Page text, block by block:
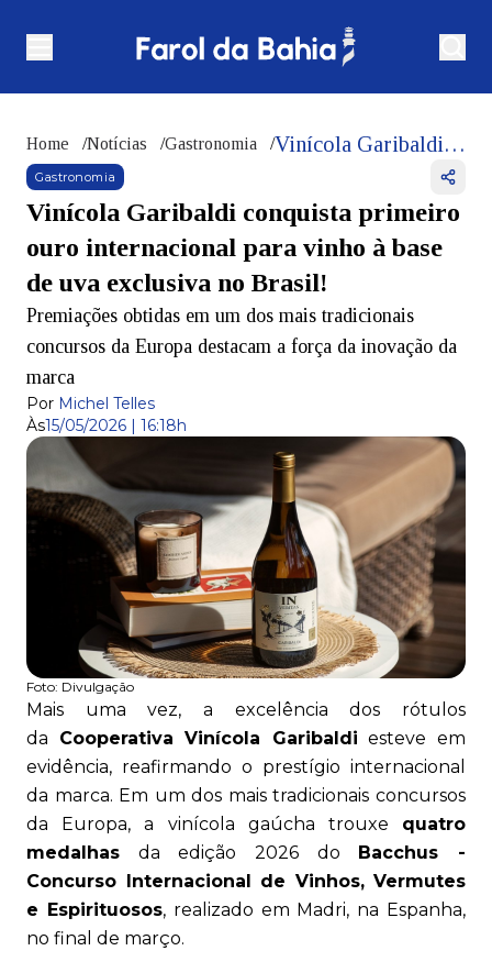
Home /Notícias /Gastronomia / Vinícola Garibaldi conquista primeiro ouro internacional para vinho à base de uva exclusiva no Brasil!
Gastronomia
Vinícola Garibaldi conquista primeiro
ouro internacional para vinho à base
de uva exclusiva no Brasil!
Premiações obtidas em um dos mais tradicionais
concursos da Europa destacam a força da inovação da
marca
Por Michel Telles
Às15/05/2026 | 16:18h
Foto: Divulgação
Mais uma vez, a excelência dos rótulos
da Cooperativa Vinícola Garibaldi esteve em
evidência, reafirmando o prestígio internacional
da marca. Em um dos mais tradicionais concursos
da Europa, a vinícola gaúcha trouxe quatro
medalhas da edição 2026 do
Bacchus -
Concurso Internacional de Vinhos, Vermutes
e Espirituosos, realizado em Madri, na Espanha,
no final de março.